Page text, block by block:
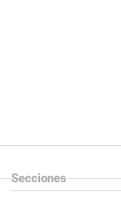
Secciones